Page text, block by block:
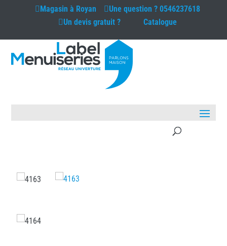
Magasin à Royan Une question ? 0546237618
Un devis gratuit ?
Catalogue